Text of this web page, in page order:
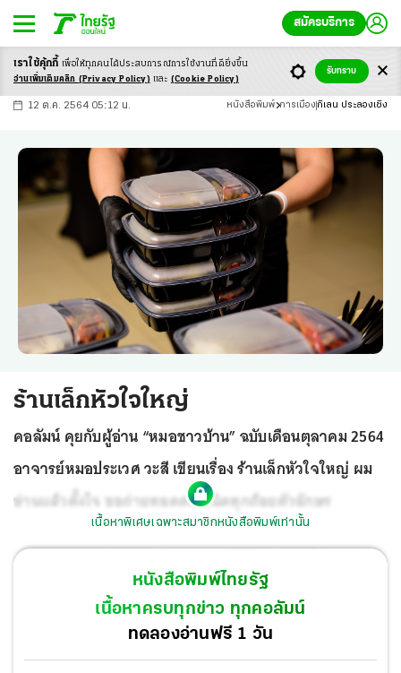
สมัครบริการ
-ก ก ก+
12 ต.ค. 2564 05:12 น. หนังสือพิมพ์ การเมืองกิเลน ประลองเชิง
ร้านเล็กหัวใจใหญ่
คอลัมน์ คุยกับผู้อ่าน “หมอชาวบ้าน” ฉบับเดือนตุลาคม 2564
อาจารย์หมอประเวศ วะสี เขียนเรื่อง ร้านเล็กหัวใจใหญ่ ผม
อ่านแล้วตั้งใจ ขอถ่ายทอดต่อ ชนิดทุกถ้อยตัวอักษร
เนื้อหาพิเศษเฉพาะสมาชิกหนังสือพิมพ์เท่านั้น
หนังสือพิมพ์ไทยรัฐ
เนื้อหาครบทุกข่าว ทุกคอลัมน์
ทดลองอ่านฟรี 1 วัน
เราใช้คุ้กกี้ เพื่อให้ทุกคนได้ประสบการณ์การใช้งานที่ดียิ่งขึ้น
อ่านเพิ่มเติมคลิก (Privacy Policy) และ (Cookie Policy)
รับทราบ